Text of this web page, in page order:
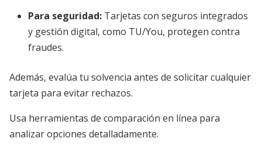
Para seguridad: Tarjetas con seguros integrados
y gestión digital, como TU/You, protegen contra
fraudes.
Además, evalúa tu solvencia antes de solicitar cualquier
tarjeta para evitar rechazos.
Usa herramientas de comparación en línea para
analizar opciones detalladamente.